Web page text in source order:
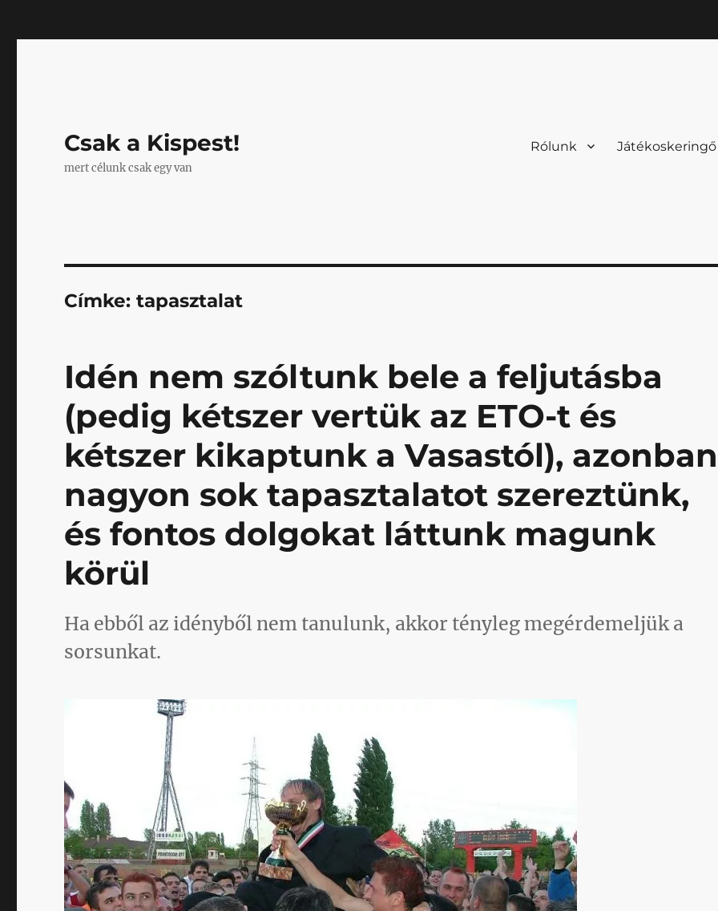
Csak a Kispest!
mert célunk csak egy van
Rólunk Játékoskeringő
Címke:tapasztalat
Idén nem szóltunk bele a feljutásba
(pedig kétszer vertük az ETO-t és
kétszer kikaptunk a Vasastól), azonban
nagyon sok tapasztalatot szereztünk,
és fontos dolgokat láttunk magunk
körül
Ha ebből az idényből nem tanulunk, akkor tényleg megérdemeljük a
sorsunkat.